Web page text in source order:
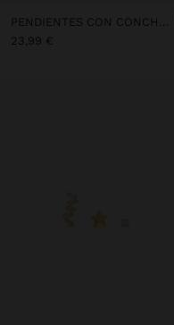
PENDIENTES CON CONCHAS BAÑO DE ORO 18K - PLATA DE LEY 925
23,99 €